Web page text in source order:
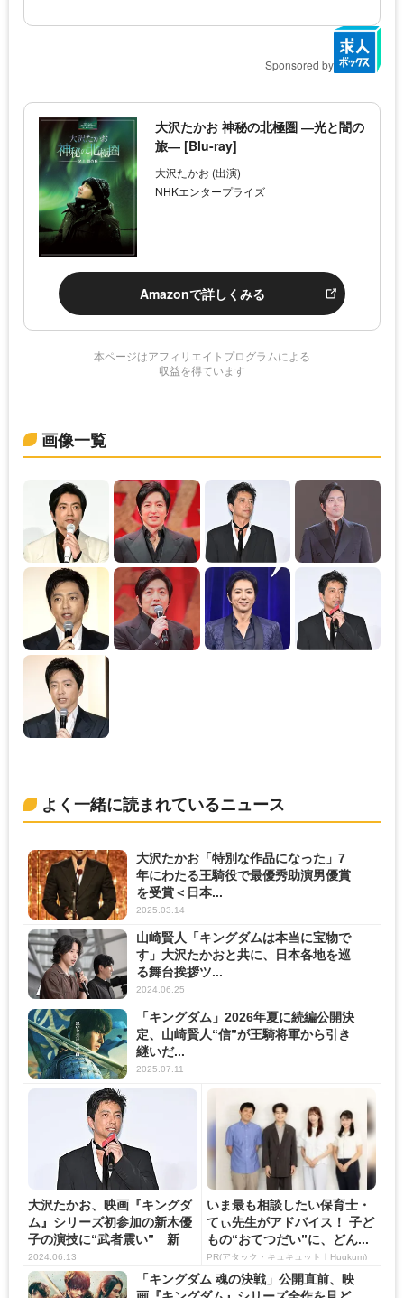
Sponsored by
大沢たかお 神秘の北極圏 ―光と闇の
旅― [Blu-ray]
大沢たかお (出演)
NHKエンタープライズ
Amazonで詳しくみる
本ページはアフィリエイトプログラムによる
収益を得ています
画像一覧
よく一緒に読まれているニュース
大沢たかお「特別な作品になった」7
年にわたる王騎役で最優秀助演男優賞
を受賞＜日本...
2025.03.14
山崎賢人「キングダムは本当に宝物で
す」大沢たかおと共に、日本各地を巡
る舞台挨拶ツ...
2024.06.25
「キングダム」2026年夏に続編公開決
定、山崎賢人“信”が王騎将軍から引き
継いだ...
2025.07.11
大沢たかお、映画『キングダ
ム』シリーズ初参加の新木優
子の演技に“武者震い” 新
木...
2024.06.13
いま最も相談したい保育士・
てぃ先生がアドバイス！ 子ど
もの“おてつだい”に、どん...
PR(アタック・キュキュット｜Hugkum)
「キングダム 魂の決戦」公開直前、映